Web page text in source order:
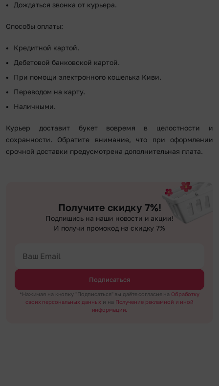
Дождаться звонка от курьера.
Способы оплаты:
Кредитной картой.
Дебетовой банковской картой.
При помощи электронного кошелька Киви.
Переводом на карту.
Наличными.
Курьер доставит букет вовремя в целостности и
сохранности. Обратите внимание, что при оформлении
срочной доставки предусмотрена дополнительная плата.
Получите скидку 7%!
Подпишись на наши новости и акции!
И получи промокод на скидку 7%
Подписаться
*Нажимая на кнопку "Подписаться" вы даёте согласие на Обработку
своих персональных данных и на Получение рекламной и иной
информации.